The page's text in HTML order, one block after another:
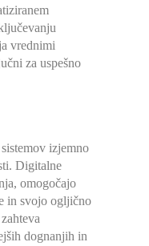
vrednimi
za uspešno
izjemno
Digitalne
omogočajo
in svojo ogljično
dognanjih in